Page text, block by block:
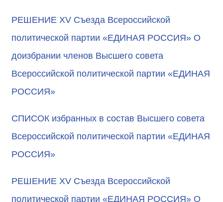
РЕШЕНИЕ XV Съезда Всероссийской
политической партии «ЕДИНАЯ РОССИЯ» О
доизбрании членов Высшего совета
Всероссийской политической партии «ЕДИНАЯ
РОССИЯ»
СПИСОК избранных в состав Высшего совета
Всероссийской политической партии «ЕДИНАЯ
РОССИЯ»
РЕШЕНИЕ XV Съезда Всероссийской
политической партии «ЕДИНАЯ РОССИЯ» О